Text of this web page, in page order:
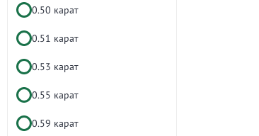
0.50 карат
0.51 карат
0.53 карат
0.55 карат
0.59 карат